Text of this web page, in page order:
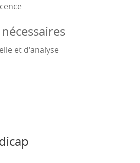
et d'analyse